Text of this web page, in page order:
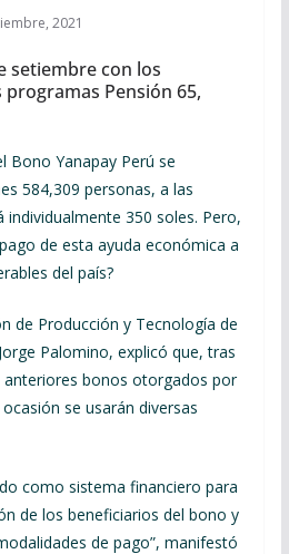
2021
setiembre con los
Pensión 65,
Bono Yanapay Perú se
584,309 personas, a las
individualmente 350 soles. Pero,
de esta ayuda económica a
del país?
de Producción y Tecnología de
Palomino, explicó que, tras
anteriores bonos otorgados por
se usarán diversas
como sistema financiero para
de los beneficiarios del bono y
de pago”, manifestó